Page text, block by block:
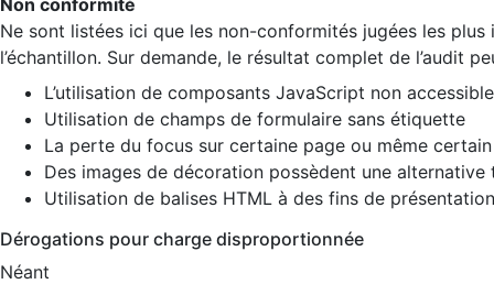
Non conformité
Ne sont listées ici que les non-conformités jugées les
l’échantillon. Sur demande, le résultat complet de l’audit
L’utilisation de composants JavaScript non
Utilisation de champs de formulaire sans étiquette
La perte du focus sur certaine page ou même
Des images de décoration possèdent une alternative
Utilisation de balises HTML à des fins de
Dérogations pour charge disproportionnée
Néant